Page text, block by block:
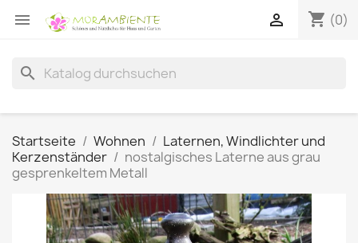
 shopping_cart (0)

search
Startseite Wohnen
Laternen, Windlichter und
Kerzenständer
nostalgisches Laterne aus grau
gesprenkeltem Metall